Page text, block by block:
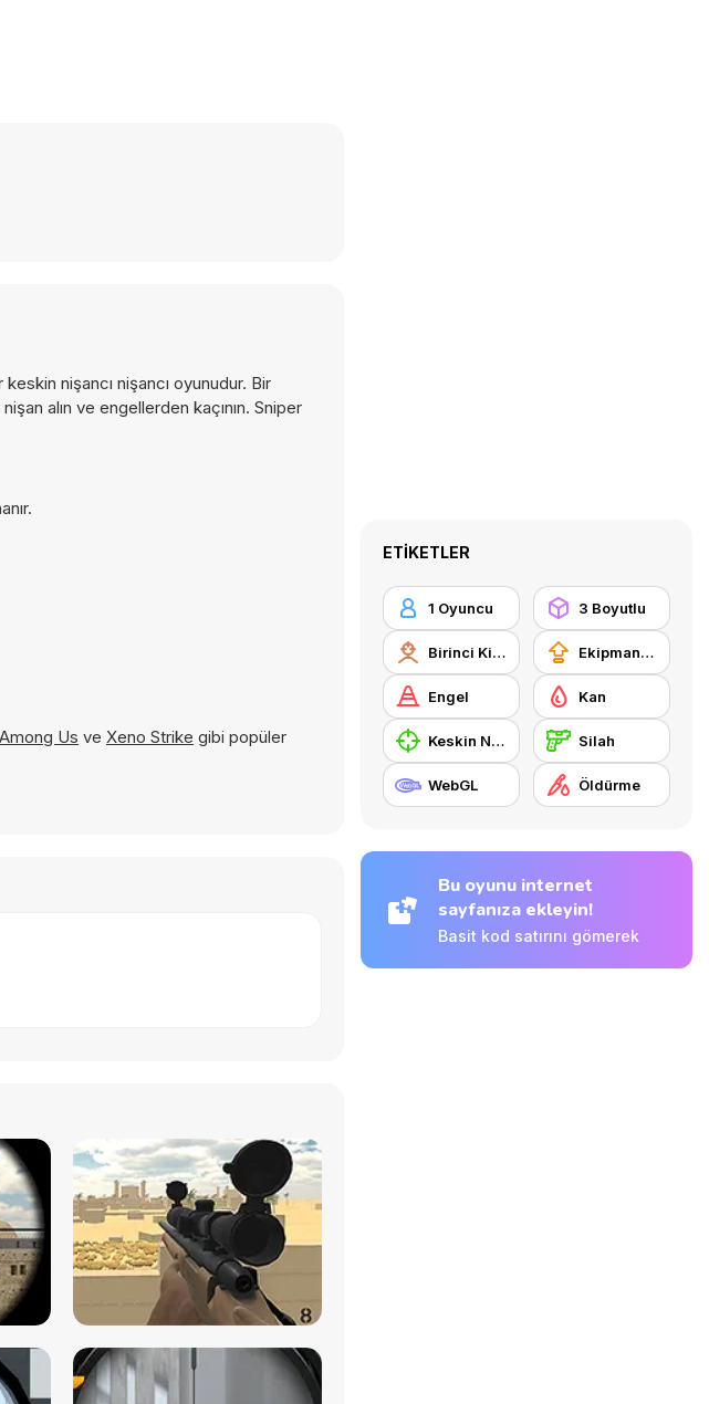
nişancı nişancı oyunudur. Bir
alın ve engellerden kaçının. Sniper
Us ve Xeno Strike gibi popüler
ETIKETLER
1 Oyuncu 3 Boyutlu
Birinci Kişi Nişancı Ekipman güncellemesi satın alma
Engel Kan
Keskin Nişancı Silah
WebGL Öldürme
Bu oyunu internet
sayfanıza ekleyin!
Basit kod satırını gömerek